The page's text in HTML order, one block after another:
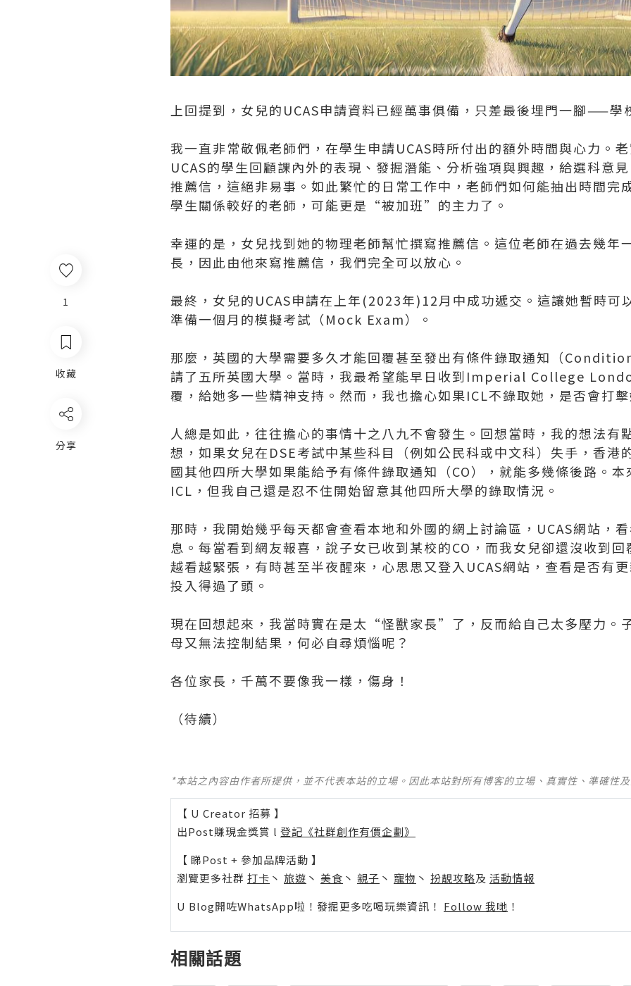
1
收藏
分享
上回提到，女兒的UCAS申請資料已經萬事俱備，只差最後埋門一腳——學
我一直非常敬佩老師們，在學生申請UCAS時所付出的額外時間與心力。
UCAS的學生回顧課內外的表現、發掘潛能、分析強項與興趣，給選科意
推薦信，這絕非易事。如此繁忙的日常工作中，老師們如何能抽出時間完
學生關係較好的老師，可能更是“被加班”的主力了。
幸運的是，女兒找到她的物理老師幫忙撰寫推薦信。這位老師在過去幾年
長，因此由他來寫推薦信，我們完全可以放心。
最終，女兒的UCAS申請在上年(2023年)12月中成功遞交。這讓她暫時可
準備一個月的模擬考試（Mock Exam）。
那麼，英國的大學需要多久才能回覆甚至發出有條件錄取通知（
請了五所英國大學。當時，我最希望能早日收到Imperial College
覆，給她多一些精神支持。然而，我也擔心如果ICL不錄取她，是否會打擊
人總是如此，往往擔心的事情十之八九不會發生。回想當時，我的想法有
想，如果女兒在DSE考試中某些科目（例如公民科或中文科）失手，香港
國其他四所大學如果能給予有條件錄取通知（CO），就能多幾條後路。
ICL，但我自己還是忍不住開始留意其他四所大學的錄取情況。
那時，我開始幾乎每天都會查看本地和外國的網上討論區，UCAS網站，
息。每當看到網友報喜，說子女已收到某校的CO，而我女兒卻還沒收到回
越看越緊張，有時甚至半夜醒來，心思思又登入UCAS網站，查看是否有
投入得過了頭。
現在回想起來，我當時實在是太“怪獸家長”了，反而給自己太多壓力。
母又無法控制結果，何必自尋煩惱呢？
各位家長，千萬不要像我一樣，傷身！
（待續）
*本站之內容由作者所提供，並不代表本站的立場。因此本站對所有博客的立場、真實性、準確性
【 U Creator 招募 】
出Post賺現金獎賞 l 登記《社群創作有價企劃》
【 睇Post + 參加品牌活動 】
瀏覽更多社群 打卡 丶 旅遊 丶 美食 丶 親子 丶 寵物 丶 扮靚攻略及 活動情報
U Blog開咗WhatsApp啦！發掘更多吃喝玩樂資訊！ Follow 我哋 ！
相關話題